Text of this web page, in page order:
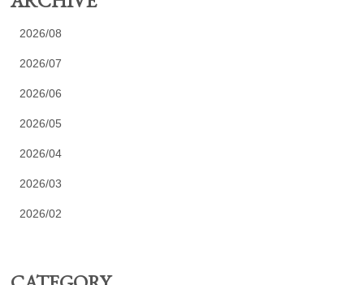
2026/08
2026/07
2026/06
2026/05
2026/04
2026/03
2026/02